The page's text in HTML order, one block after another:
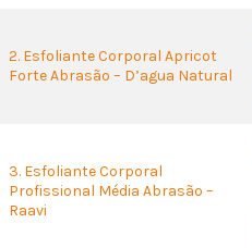
2. Esfoliante Corporal Apricot
Forte Abrasão – D’agua Natural
3. Esfoliante Corporal
Profissional Média Abrasão –
Raavi